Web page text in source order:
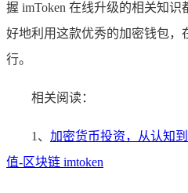
握 imToken 在线升级的相关知
好地利用这款优秀的加密钱包，
行。
相关阅读：
1、 加密货币投资，从认知
值-区块链 imtoken